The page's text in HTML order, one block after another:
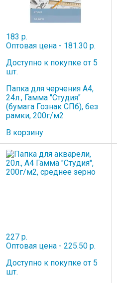
183 р.
Оптовая цена - 181.30 р.
Доступно к покупке от 5
шт.
Папка для черчения А4,
24л., Гамма "Студия"
(бумага Гознак СПб), без
рамки, 200г/м2
В корзину
227 р.
Оптовая цена - 225.50 р.
Доступно к покупке от 5
шт.